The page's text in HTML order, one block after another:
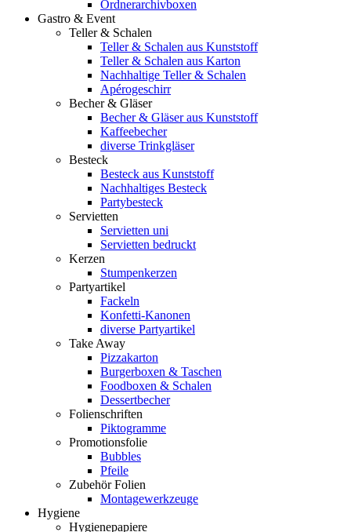
Ordnerarchivboxen
Gastro & Event
Teller & Schalen
Teller & Schalen aus Kunststoff
Teller & Schalen aus Karton
Nachhaltige Teller & Schalen
Apérogeschirr
Becher & Gläser
Becher & Gläser aus Kunststoff
Kaffeebecher
diverse Trinkgläser
Besteck
Besteck aus Kunststoff
Nachhaltiges Besteck
Partybesteck
Servietten
Servietten uni
Servietten bedruckt
Kerzen
Stumpenkerzen
Partyartikel
Fackeln
Konfetti-Kanonen
diverse Partyartikel
Take Away
Pizzakarton
Burgerboxen & Taschen
Foodboxen & Schalen
Dessertbecher
Folienschriften
Piktogramme
Promotionsfolie
Bubbles
Pfeile
Zubehör Folien
Montagewerkzeuge
Hygiene
Hygienepapiere